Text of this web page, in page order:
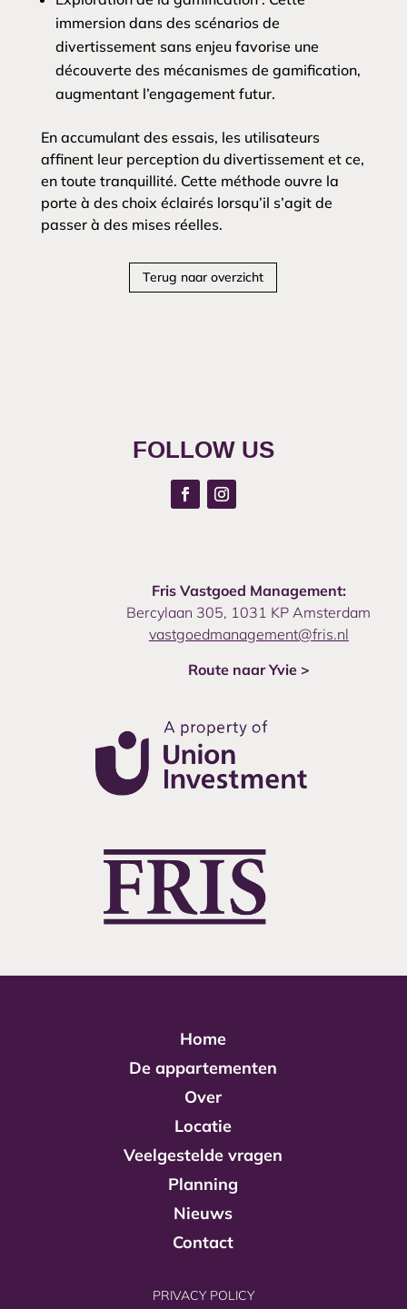
immersion dans des scénarios de
divertissement sans enjeu favorise une
découverte des mécanismes de gamification,
augmentant l’engagement futur.
En accumulant des essais, les utilisateurs
affinent leur perception du divertissement et ce,
en toute tranquillité. Cette méthode ouvre la
porte à des choix éclairés lorsqu’il s’agit de
passer à des mises réelles.
Terug naar overzicht
FOLLOW US
Fris Vastgoed Management:
Bercylaan 305, 1031 KP Amsterdam
vastgoedmanagement@fris.nl
Route naar Yvie >
Home
De appartementen
Over
Locatie
Veelgestelde vragen
Planning
Nieuws
Contact
PRIVACY POLICY